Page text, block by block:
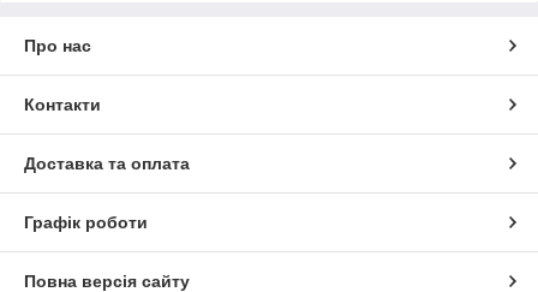
Про нас
Контакти
Доставка та оплата
Графік роботи
Повна версія сайту